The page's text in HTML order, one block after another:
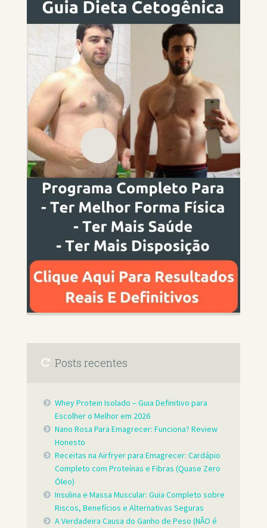
Posts recentes
Whey Protein Isolado – Guia Definitivo para
Escolher o Melhor em 2026
Nano Rosa Para Emagrecer: Funciona? Review
Honesto
Receitas na Airfryer para Emagrecer: Cardápio
Completo com Proteínas e Fibras (Quase Zero
Óleo)
Insulina e Massa Muscular: Guia Completo sobre
Riscos, Benefícios e Alternativas Seguras
A Verdadeira Causa do Ganho de Peso (NÃO é